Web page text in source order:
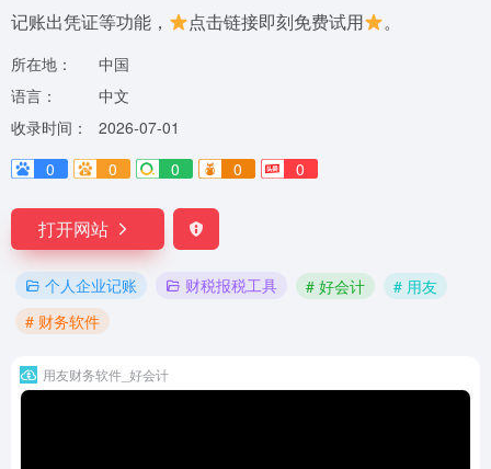
记账出凭证等功能，
点击链接即刻免费试用 。
所在地：
中国
语言：
中文
收录时间：
2026-07-01
0
0 0 0 0
打开网站
个人企业记账 财税报税工具 # 好会计
# 用友
# 财务软件
用友财务软件_好会计